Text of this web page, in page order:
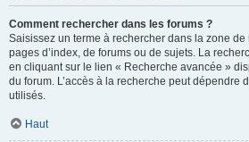
Comment rechercher dans les forums ?
Saisissez un terme à rechercher dans la zone
pages d’index, de forums ou de sujets. La
en cliquant sur le lien « Recherche avancée »
du forum. L’accès à la recherche peut dépendre
utilisés.
Haut